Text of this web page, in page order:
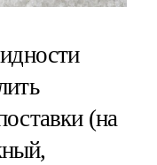
(на